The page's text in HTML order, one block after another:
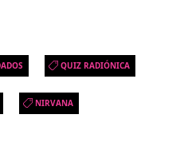
QUIZ RADIÓNICA
NIRVANA